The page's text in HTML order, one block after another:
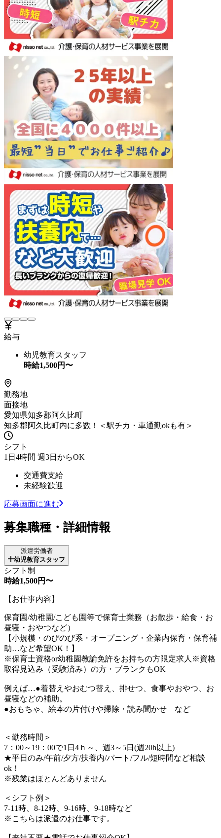
給与
幼児教育スタッフ
時給1,500円〜
勤務地
面接地
愛知県知多郡阿久比町
知多郡阿久比町内に多数！＜駅チカ・車通勤okも有＞
シフト
1日4時間 週3日からOK
交通費支給
未経験歓迎
応募画面に進む
募集職種・詳細情報
派遣労働者
幼児教育スタッフ
シフト制
時給1,500円〜
【お仕事内容】
保育園/幼稚園/こども園等で保育士業務（お散歩・給食・お
昼寝・おやつなど）
【小規模・のびのび系・オープニング・企業内保育・保育補
助…など希望OK！】
※保育士資格or幼稚園教諭免許をお持ちの方限定求人※資格
取得見込み（受験済み）の方・ブランクもOK
例えば…●着替えやおむつ替え、排せつ、食事やおやつ、お
昼寝などの補助。
●おもちゃ、絵本の片付けや掃除・読み聞かせ など
＜勤務時間＞
7：00～19：00で1日4ｈ～、週3～5日(週20h以上)
★平日のみ/午前/夕方/扶養内/パート/フル/短時間など相談
ok！
※残業はほとんどありません
＜シフト例＞
7-11時、8-12時、9-16時、9-18時など
※こちらは派遣のお仕事です。